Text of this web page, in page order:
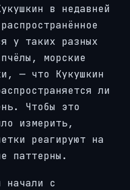
в недавней
у таких разных
морские
— что Кукушкин
ли
Чтобы это
измерить,
реагируют на
паттерны.
начали с